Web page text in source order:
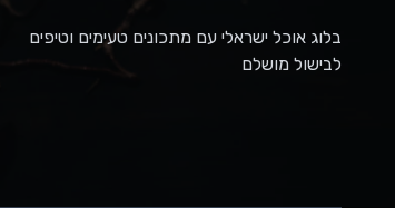
בלוג אוכל ישראלי עם מתכונים טעימים וטיפים
לבישול מושלם